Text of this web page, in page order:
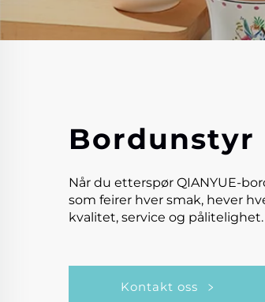
Bordunstyr
Når du etterspør QIANYUE-
som feirer hver smak, hever
kvalitet, service og pålitelighet.
Kontakt oss